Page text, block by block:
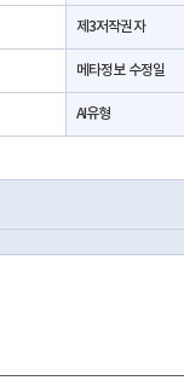
제3저작권자
메타정보 수정일
AI유형